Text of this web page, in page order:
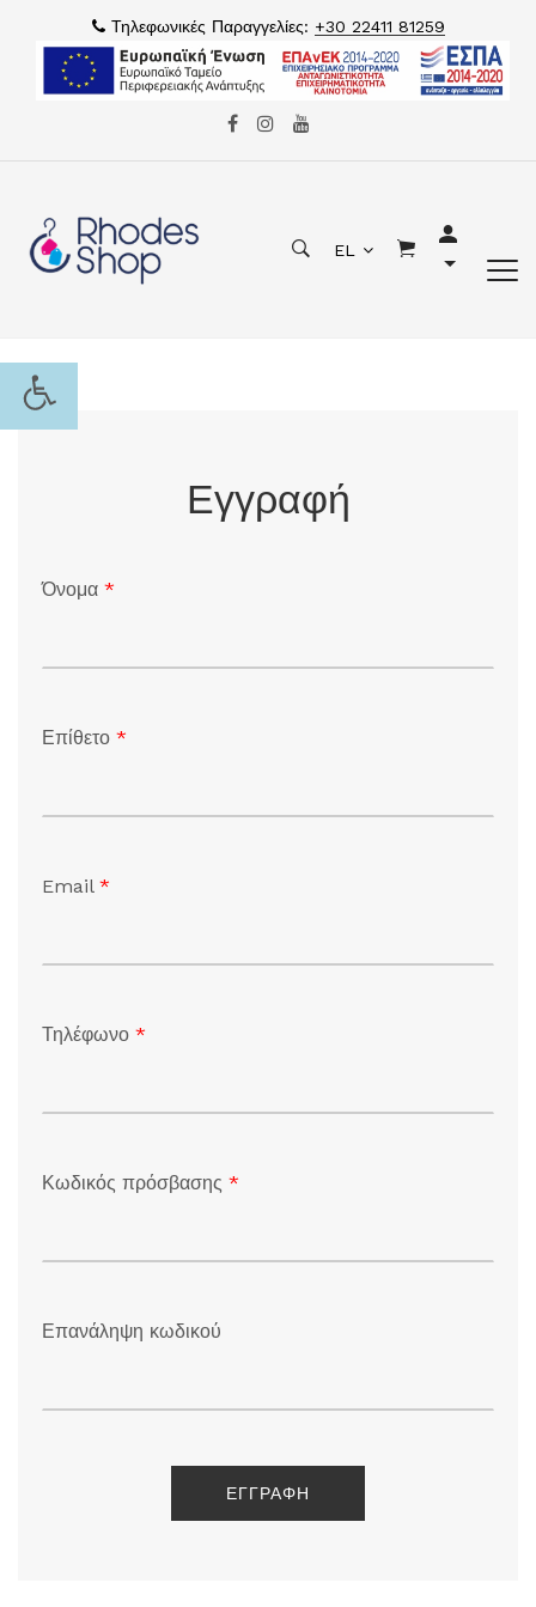
Τηλεφωνικές Παραγγελίες: +30 22411 81259
EL
Εγγραφή
Όνομα *
Επίθετο *
Email *
Τηλέφωνο *
Κωδικός πρόσβασης *
Επανάληψη κωδικού
ΕΓΓΡΑΦΉ